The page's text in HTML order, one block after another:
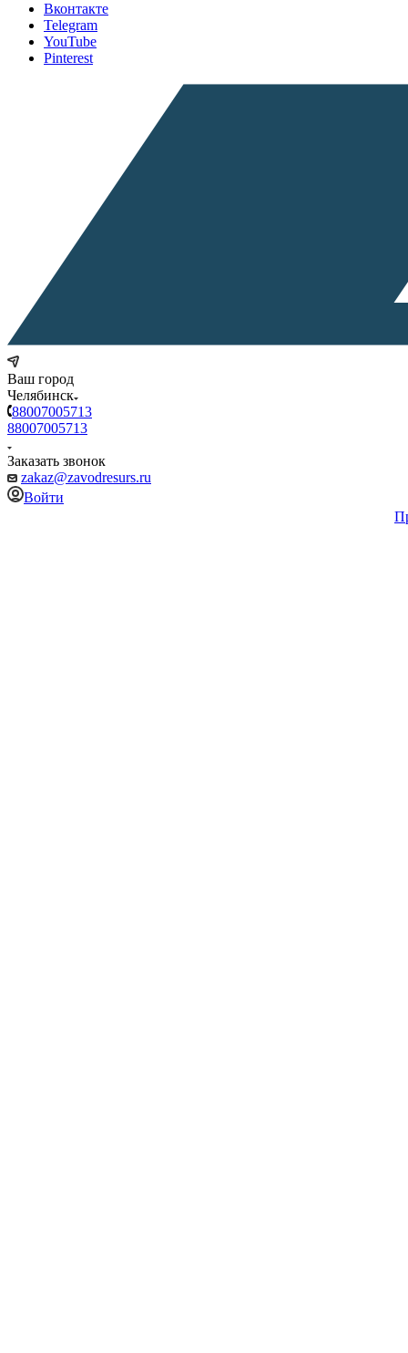
Вконтакте
Telegram
YouTube
Pinterest
Ваш город
Челябинск
88007005713
88007005713
Заказать звонок
zakaz@zavodresurs.ru
Войти